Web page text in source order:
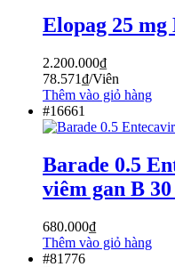
Elopag 25 mg
2.200.000₫
78.571₫/Viên
Thêm vào giỏ hàng
#16661
Barade 0.5
viêm gan B
680.000₫
Thêm vào giỏ hàng
#81776